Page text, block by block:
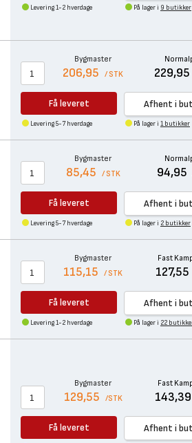
Levering 1-2 hverdage På lager i 9 butikker
Bygmaster
206,95 / STK 229,95
Få leveret Afhent i
Levering 5-7 hverdage På lager i 1 butikker
Bygmaster
85,45 / STK 94,95
Få leveret Afhent i
Levering 5-7 hverdage På lager i 2 butikker
Bygmaster
115,15 / STK
Fast
127,55
Få leveret Afhent i
Levering 1-2 hverdage På lager i 22
Bygmaster
129,55 /STK
Fast
143,39
Få leveret Afhent i